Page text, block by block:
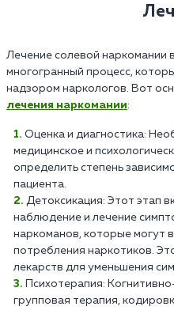
Лечение солевой наркомании
многогранный процесс,
надзором наркологов. Вот
лечения наркомании:
Оценка и диагностика:
медицинское и
определить степень
пациента.
Детоксикация: Этот этап
наблюдение и лечение
наркоманов, которые могут
потребления наркотиков.
лекарств для уменьшения
Психотерапия:
групповая терапия,